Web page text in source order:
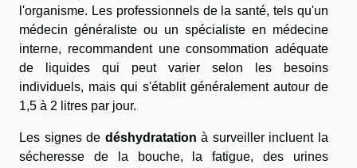
l'organisme. Les professionnels de la santé, tels qu'un
médecin généraliste ou un spécialiste en médecine
interne, recommandent une consommation adéquate
de liquides qui peut varier selon les besoins
individuels, mais qui s'établit généralement autour de
1,5 à 2 litres par jour.
Les signes de déshydratation à surveiller incluent la
sécheresse de la bouche, la fatigue, des urines